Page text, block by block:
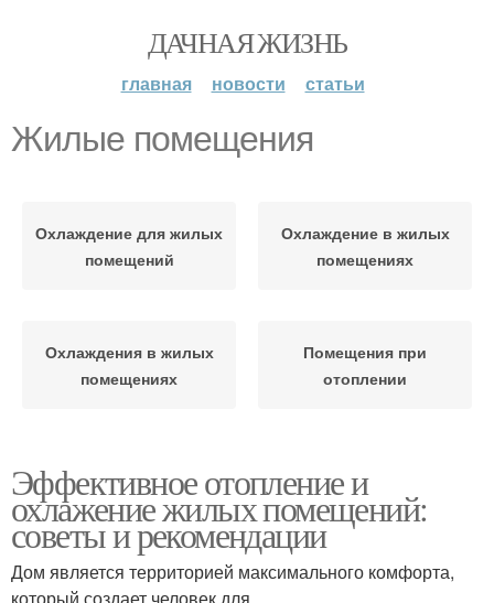
ДАЧНАЯ ЖИЗНЬ
главная новости статьи
Жилые помещения
Охлаждение для жилых
помещений
Охлаждение в жилых
помещениях
Охлаждения в жилых
помещениях
Помещения при
отоплении
Эффективное отопление и
охлажение жилых помещений:
советы и рекомендации
Дом является территорией максимального комфорта,